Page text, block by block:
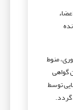
منوط
گواهی
توسط